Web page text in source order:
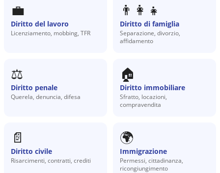
💼
Diritto del lavoro
Licenziamento, mobbing, TFR
👨‍👩‍👧
Diritto di famiglia
Separazione, divorzio,
affidamento
⚖️
Diritto penale
Querela, denuncia, difesa
🏠
Diritto immobiliare
Sfratto, locazioni,
compravendita
📄
Diritto civile
Risarcimenti, contratti, crediti
🌍
Immigrazione
Permessi, cittadinanza,
ricongiungimento